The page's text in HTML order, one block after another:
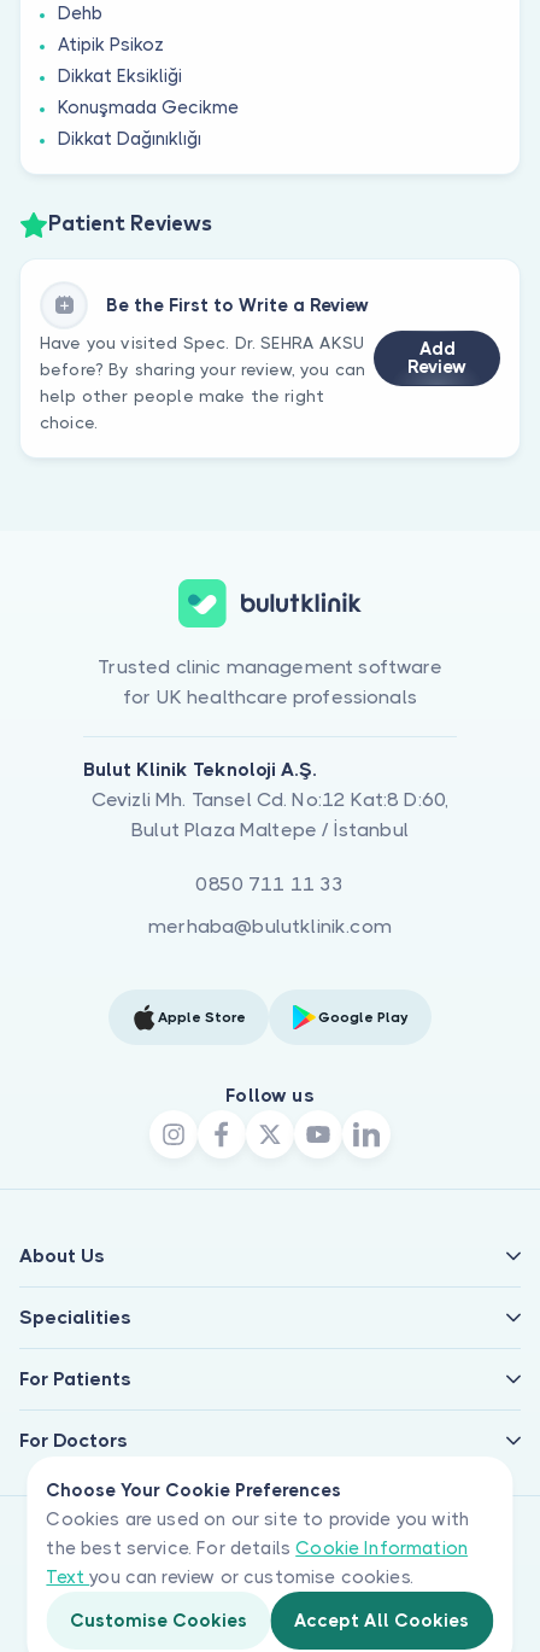
Dehb
Atipik Psikoz
Dikkat Eksikliği
Konuşmada Gecikme
Dikkat Dağınıklığı
Patient Reviews
Be the First to Write a Review
Have you visited Spec. Dr. SEHRA AKSU
before? By sharing your review, you can
help other people make the right
choice.
Add
Review
Choose Your Cookie Preferences
Cookies are used on our site to provide you with
the best service. For detailsCookie Information
Textyou can review or customise cookies.
Customise Cookies
Accept All Cookies
Trusted clinic management software
for UK healthcare professionals
Bulut Klinik Teknoloji A.Ş.
Cevizli Mh. Tansel Cd. No:12 Kat:8 D:60,
Bulut Plaza Maltepe / İstanbul
0850 711 11 33
merhaba@bulutklinik.com
Apple Store Google Play
Follow us
About Us
Specialities
For Patients
For Doctors